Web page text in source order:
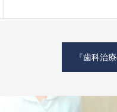
『歯科治